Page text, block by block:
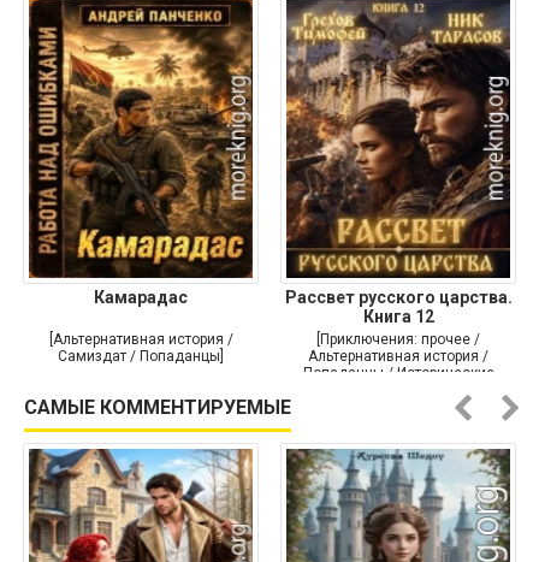
Камарадас
[Альтернативная история /
Самиздат / Попаданцы]
Рассвет русского царства.
Книга 12
[Приключения: прочее /
Альтернативная история /
Попаданцы / Исторические
САМЫЕ КОММЕНТИРУЕМЫЕ